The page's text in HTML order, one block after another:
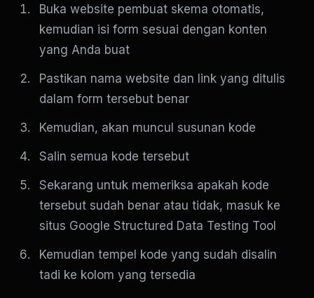
Buka website pembuat skema otomatis,
kemudian isi form sesuai dengan konten
yang Anda buat
Pastikan nama website dan link yang ditulis
dalam form tersebut benar
Kemudian, akan muncul susunan kode
Salin semua kode tersebut
Sekarang untuk memeriksa apakah kode
tersebut sudah benar atau tidak, masuk ke
situs Google Structured Data Testing Tool
Kemudian tempel kode yang sudah disalin
tadi ke kolom yang tersedia